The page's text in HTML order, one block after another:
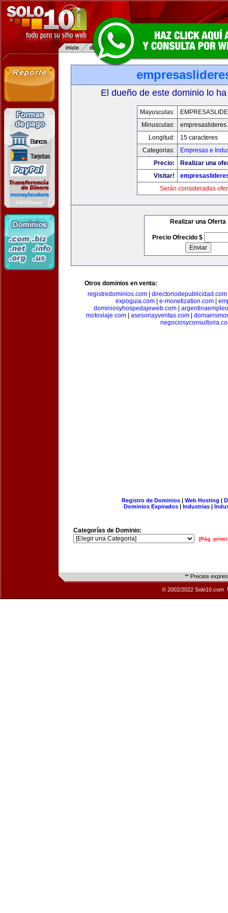
El dueño de este dominio lo
Mayusculas:
Minusculas:
Longitud:
15 caracteres
Categorias:
Empresas e
Precio:
Realizar una
Visitar!
Serán consideradas
Realizar una Oferta
Precio Ofrecido $
Otros dominios en venta:
registredominios.com| directoriodepublicidad.com
expoguia.com| e-monetization.com|
dominiosyhospedajeweb.com
motoviaje.com
asesoriayventas.com
Registro de Dominios| Web Hosting |
Dominios Expirados | Industrias |
Categorías de Dominio:
[Pág.
** Precios
© 2002/2022 Solo10.com